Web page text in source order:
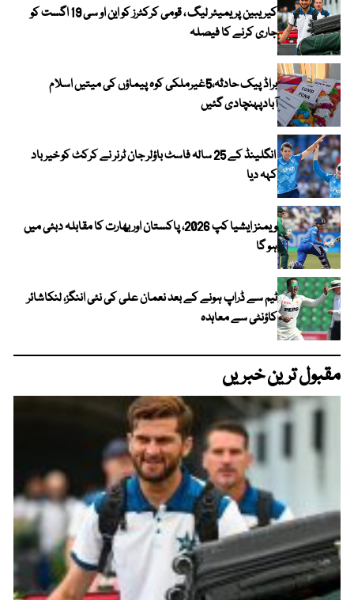
کیریبین پریمیئر لیگ ، قومی کرکٹرز کو این او سی 19 اگست کو
جاری کرنے کا فیصلہ
براڈ پیک حادثہ،5غیرملکی کوہ پیماؤں کی میتیں اسلام
آبادپہنچادی گئیں
انگلینڈ کے 25 سالہ فاسٹ باؤلر جان ٹرنر نے کرکٹ کو خیر باد
کہہ دیا
ویمنز ایشیا کپ 2026، پاکستان اور بھارت کا مقابلہ دبئی میں
ہو گا
ٹیم سے ڈراپ ہونے کے بعد نعمان علی کی نئی اننگز، لنکاشائر
کاؤنٹی سے معاہدہ
مقبول ترین خبریں